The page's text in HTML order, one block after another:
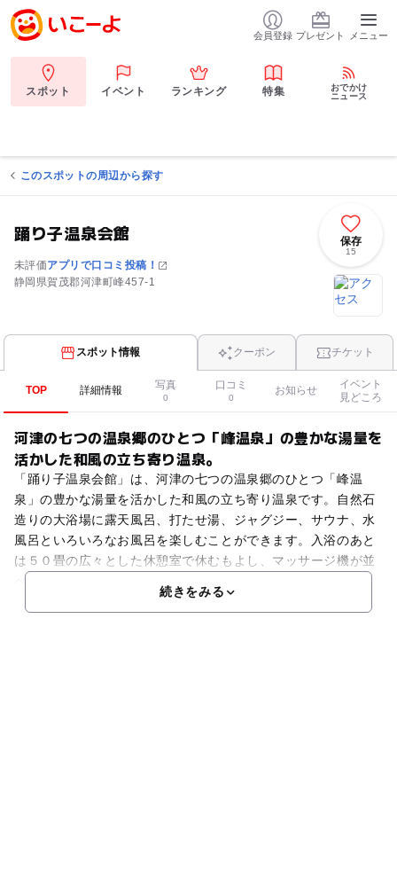
会員登録 プレゼント メニュー
スポット イベント ランキング 特集
おでかけ
ニュース
このスポットの周辺から探す
踊り子温泉会館
未評価アプリで口コミ投稿！
静岡県賀茂郡河津町峰457-1
保存
15
スポット情報 クーポン チケット
TOP 詳細情報 写真
0
口コミ
0
お知らせ
イベント
見どころ
河津の七つの温泉郷のひとつ「峰温泉」の豊かな湯量を
活かした和風の立ち寄り温泉。
「踊り子温泉会館」は、河津の七つの温泉郷のひとつ「峰温
泉」の豊かな湯量を活かした和風の立ち寄り温泉です。自然石
造りの大浴場に露天風呂、打たせ湯、ジャグジー、サウナ、水
風呂といろいろなお風呂を楽しむことができます。入浴のあと
は５０畳の広々とした休憩室で休むもよし、マッサージ機が並
続きをみる